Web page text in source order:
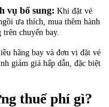
vụ bổ sung: Khi đặt vé
ưa thích, mua thêm hành
chuyến bay.
hãng bay và đơn vị đặt vé
giảm giá hấp dẫn, đặc biệt
thuế phí gì?